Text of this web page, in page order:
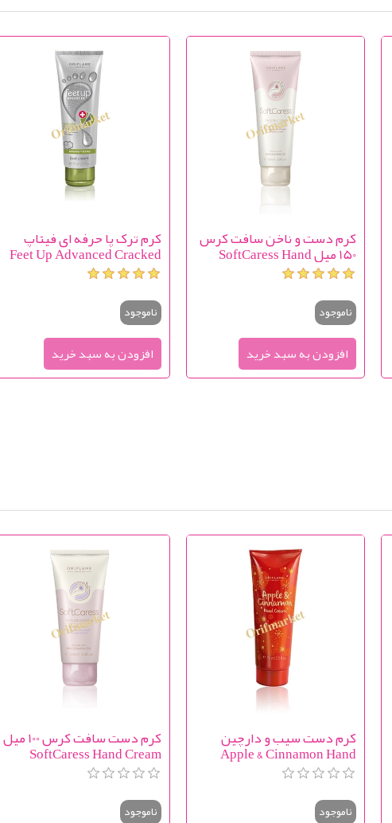
کرم دست و ناخن سافت کرس
150 میل SoftCaress Hand
Cream
ناموجود
کرم ترک پا حرفه ای فیتاپ
Feet Up Advanced Cracked
ناموجود
کرم دست سیب و دارچین
Apple & Cinnamon Hand
Cream
ناموجود
کرم دست سافت کرس 100 میل
SoftCaress Hand Cream
ناموجود